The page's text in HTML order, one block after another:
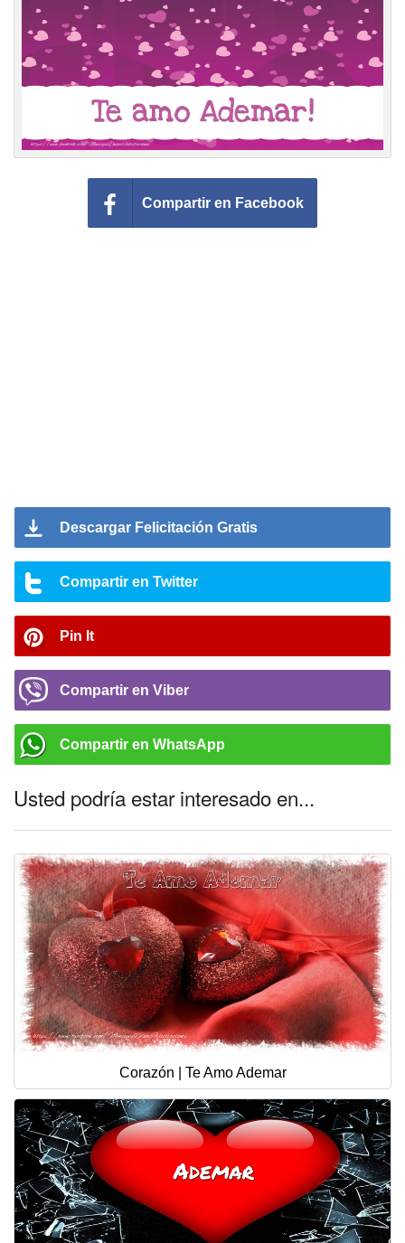
Felicitaciones días del año
Felicitaciones musicales
Entrar
Compartir en Facebook
Descargar Felicitación Gratis
Compartir en Twitter
Pin It
Compartir en Viber
Compartir en WhatsApp
Usted podría estar interesado en...
Corazón | Te Amo Ademar